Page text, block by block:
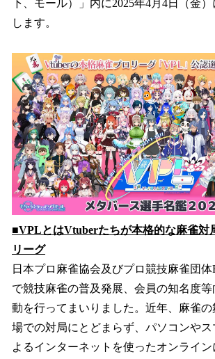
す
下、モール）」内に2025年4月4日（金
します。
■VPLとはVtuberたちが本格的な麻雀対
リーグ
日本プロ麻雀協会及びプロ競技麻雀団体
で競技麻雀の普及発展、会員の知名度
動を行ってまいりました。近年、麻雀
場での対局にとどまらず、パソコンやス
よるインターネットを使ったオンライ